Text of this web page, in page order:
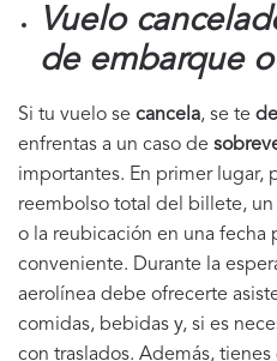
Vuelo
de embarque
Si tu vuelo se cancela, se te
enfrentas a un caso de
importantes. En primer lugar,
reembolso total del billete,
o la reubicación en una fecha
conveniente. Durante la
aerolínea debe ofrecerte
comidas, bebidas y, si es
con traslados. Además, tienes